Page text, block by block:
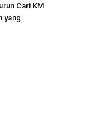
Cari KM
yang